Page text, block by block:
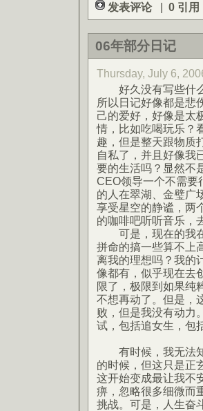
发表评论 | 0 引用
06年部分日记
Thursday, July 6,
好久没有写些什么
所以日记好像都是悲
己的爱好，好像是太
情，比如吃喝玩乐？
趣，但是整天跟物质
自私了，并且好像我
要的生活吗？显然不
CEO领导一个不需要
的人在翠湖、金璧广
享受星空的静谧，两
的咖啡吧听听音乐，
可是，现在的我在
拼命的搞一些算不上
离我的理想吗？我的
像都有，似乎现在去
限了，极限到如果纯
不想再动了。但是，
败，但是我没有动力
试，包括追女生，包
有时候，我无法知
的时候，但这只是正
这开始变成最让我不
痹，忽略很多细微而
挑战。可是，人生奋